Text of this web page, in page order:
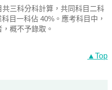
三科分科計算，共同科目二科
目一科佔 40%。應考科目中，
概不予錄取。
▲Top